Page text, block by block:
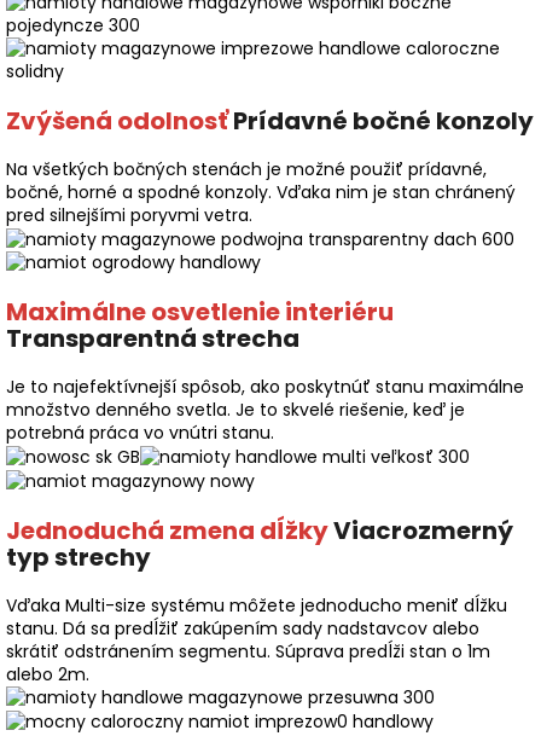
Zvýšená odolnosťPrídavné bočné konzoly
Na všetkých bočných stenách je možné použiť prídavné,
bočné, horné a spodné konzoly. Vďaka nim je stan chránený
pred silnejšími poryvmi vetra.
Maximálne osvetlenie interiéru
Transparentná strecha
Je to najefektívnejší spôsob, ako poskytnúť stanu maximálne
množstvo denného svetla. Je to skvelé riešenie, keď je
potrebná práca vo vnútri stanu.
Jednoduchá zmena dĺžkyViacrozmerný
typ strechy
Vďaka Multi-size systému môžete jednoducho meniť dĺžku
stanu. Dá sa predĺžiť zakúpením sady nadstavcov alebo
skrátiť odstránením segmentu. Súprava predĺži stan o 1m
alebo 2m.